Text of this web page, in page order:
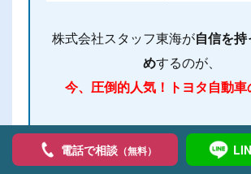
株式会社スタッフ東海が自信を
めするのが、
今、圧倒的人気！トヨタ自動
未経験でもOK！サポート体制
「とにかく稼ぎたい」「安定し
電話で相談（無料）